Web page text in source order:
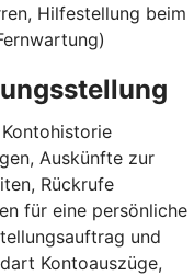
Hilfestellung beim
Auskünfte zur
Rückrufe
für eine persönliche
und
Kontoauszüge,